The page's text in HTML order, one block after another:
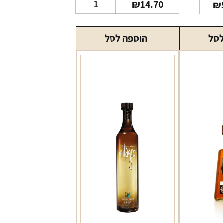
₪
₪14.70
של
בירה
מלכה
חיטה
הוספה לסל